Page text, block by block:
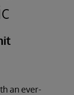
an ever-